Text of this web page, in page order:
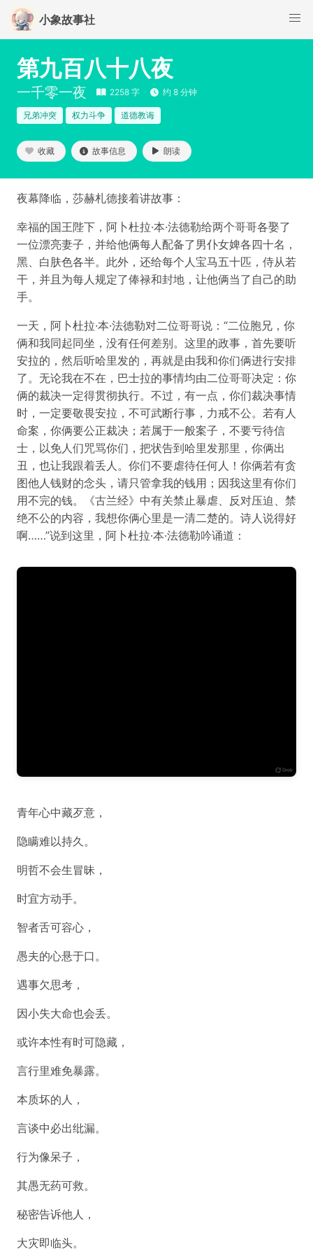
小象故事社
第九百八十八夜
一千零一夜 2258 字 约 8 分钟
兄弟冲突 权力斗争 道德教诲
收藏 故事信息 朗读
夜幕降临，莎赫札德接着讲故事：
幸福的国王陛下，阿卜杜拉·本·法德勒给两个哥哥各娶了
一位漂亮妻子，并给他俩每人配备了男仆女婢各四十名，
黑、白肤色各半。此外，还给每个人宝马五十匹，侍从若
干，并且为每人规定了俸禄和封地，让他俩当了自己的助
手。
一天，阿卜杜拉·本·法德勒对二位哥哥说：“二位胞兄，你
俩和我同起同坐，没有任何差别。这里的政事，首先要听
安拉的，然后听哈里发的，再就是由我和你们俩进行安排
了。无论我在不在，巴士拉的事情均由二位哥哥决定：你
俩的裁决一定得贯彻执行。不过，有一点，你们裁决事情
时，一定要敬畏安拉，不可武断行事，力戒不公。若有人
命案，你俩要公正裁决；若属于一般案子，不要亏待信
士，以免人们咒骂你们，把状告到哈里发那里，你俩出
丑，也让我跟着丢人。你们不要虐待任何人！你俩若有贪
图他人钱财的念头，请只管拿我的钱用；因我这里有你们
用不完的钱。《古兰经》中有关禁止暴虐、反对压迫、禁
绝不公的内容，我想你俩心里是一清二楚的。诗人说得好
啊……”说到这里，阿卜杜拉·本·法德勒吟诵道：
青年心中藏歹意，
隐瞒难以持久。
明哲不会生冒昧，
时宜方动手。
智者舌可容心，
愚夫的心悬于口。
遇事欠思考，
因小失大命也会丢。
或许本性有时可隐藏，
言行里难免暴露。
本质坏的人，
言谈中必出纰漏。
行为像呆子，
其愚无药可救。
秘密告诉他人，
大灾即临头。